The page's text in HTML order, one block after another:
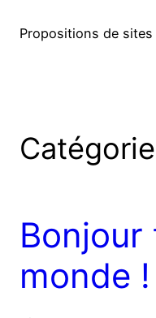
Propositions de sites
Bonjour
monde !